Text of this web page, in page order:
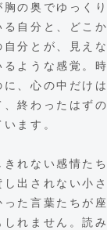
の奥でゆっく
る自分と、どこ
自分とが、見え
るような感覚。
に、心の中だけ
終わったはず
ます。
きれない感情た
出されない小
た言葉たちが
れません。読